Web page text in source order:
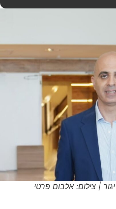
| צילום: אלבום פרטי